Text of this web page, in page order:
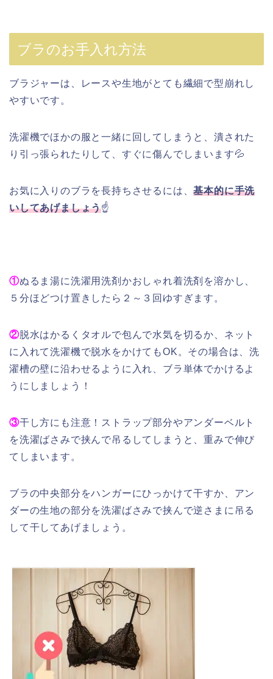
ブラのお手入れ方法
ブラジャーは、レースや生地がとても繊細で型崩れし
やすいです。
洗濯機でほかの服と一緒に回してしまうと、潰された
り引っ張られたりして、すぐに傷んでしまいます💦
お気に入りのブラを長持ちさせるには、基本的に手洗
いしてあげましょう☝
①ぬるま湯に洗濯用洗剤かおしゃれ着洗剤を溶かし、
５分ほどつけ置きしたら２～３回ゆすぎます。
②脱水はかるくタオルで包んで水気を切るか、ネット
に入れて洗濯機で脱水をかけてもOK。その場合は、洗
濯槽の壁に沿わせるように入れ、ブラ単体でかけるよ
うにしましょう！
③干し方にも注意！ストラップ部分やアンダーベルト
を洗濯ばさみで挟んで吊るしてしまうと、重みで伸び
てしまいます。
ブラの中央部分をハンガーにひっかけて干すか、アン
ダーの生地の部分を洗濯ばさみで挟んで逆さまに吊る
して干してあげましょう。